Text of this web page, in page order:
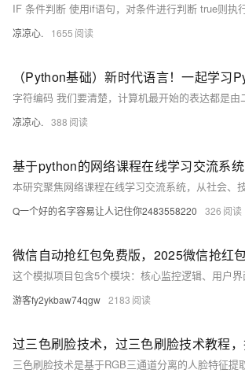
凉凉心. 1655
凉凉心. 388
基于python的网络课程在线学习交流系统
Q一个好的名字容易让人记住你2483558220 326
游客fy2ykbaw74qgw 2183